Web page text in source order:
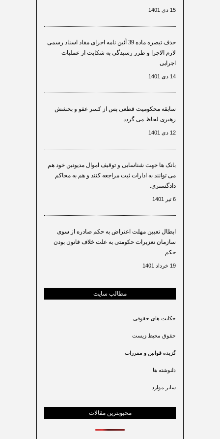
15 دی 1401
حذف تبصره ماده 39 آئین نامه اجرای مفاد اسناد رسمی
لازم الاجرا و طرز رسیدگی به شکایت از عملیات
اجرایی
14 دی 1401
سابقه محکومیت قطعی پس از کسر عفو و بخشش
رهبری لحاظ می گردد
12 دی 1401
بانک ها جهت شناسایی و توقیف اموال مدیونین خود هم
می توانند به ادارات ثبت مراجعه کنند و هم به محاکم
دادگستری.
6 تیر 1401
ابطال تعیین مهلت اعتراض به حکم صادره از سوی
سازمان تعزیرات حکومتی به علت خلاف قانون بودن
حکم
19 خرداد 1401
مطالب سایت
حکایت های حقوقی
حقوق محیط زیست
گزیده قوانین و مقررات
دلنوشته ها
سایر موارد
محبوبترین مقالات